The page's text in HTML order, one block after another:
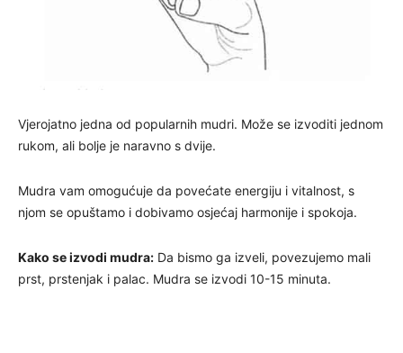
Vjerojatno jedna od popularnih mudri. Može se izvoditi jednom
rukom, ali bolje je naravno s dvije.
Mudra vam omogućuje da povećate energiju i vitalnost, s
njom se opuštamo i dobivamo osjećaj harmonije i spokoja.
Kako se izvodi mudra: Da bismo ga izveli, povezujemo mali
prst, prstenjak i palac. Mudra se izvodi 10-15 minuta.